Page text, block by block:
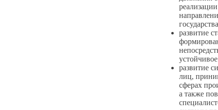
развитие
развитие
лиц,
сферах
а также